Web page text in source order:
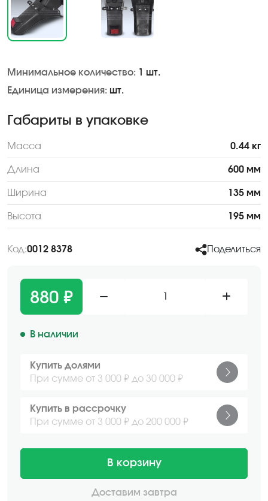
Минимальное количество: 1 шт.
Единица измерения: шт.
Габариты в упаковке
Масса 0.44 кг
Длина 600 мм
Ширина 135 мм
Высота 195 мм
Код:0012 8378 Поделиться
880 ₽
В наличии
Купить долями
При сумме от 3 000 ₽ до 30 000 ₽
Купить в рассрочку
При сумме от 3 000 ₽ до 200 000 ₽
В корзину
Доставим завтра